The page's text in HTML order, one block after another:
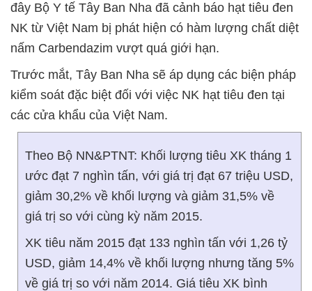
đây Bộ Y tế Tây Ban Nha đã cảnh báo hạt tiêu đen
NK từ Việt Nam bị phát hiện có hàm lượng chất diệt
nấm Carbendazim vượt quá giới hạn.
Trước mắt, Tây Ban Nha sẽ áp dụng các biện pháp
kiểm soát đặc biệt đối với việc NK hạt tiêu đen tại
các cửa khẩu của Việt Nam.
Theo Bộ NN&PTNT: Khối lượng tiêu XK tháng 1
ước đạt 7 nghìn tấn, với giá trị đạt 67 triệu USD,
giảm 30,2% về khối lượng và giảm 31,5% về
giá trị so với cùng kỳ năm 2015.
XK tiêu năm 2015 đạt 133 nghìn tấn với 1,26 tỷ
USD, giảm 14,4% về khối lượng nhưng tăng 5%
về giá trị so với năm 2014. Giá tiêu XK bình